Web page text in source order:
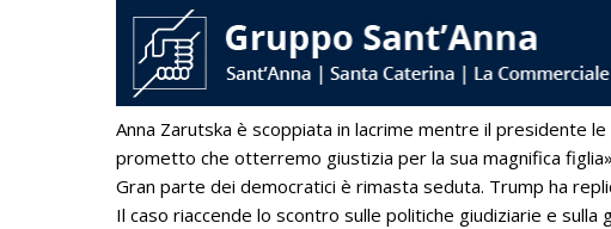
Anna Zarutska è scoppiata in lacrime mentre il presidente
prometto che otterremo giustizia per la sua magnifica
Gran parte dei democratici è rimasta seduta. Trump ha
Il caso riaccende lo scontro sulle politiche giudiziarie e